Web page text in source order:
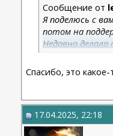
Сообщение от
Я поделюсь с
потом на
Недавно
Спасибо, это
17.04.2025, 22:18